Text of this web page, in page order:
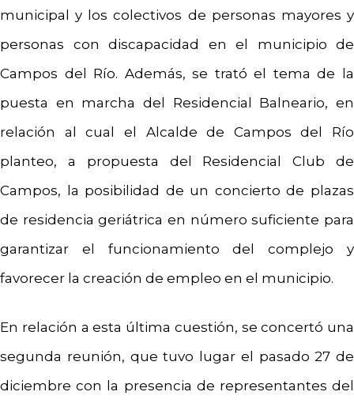
municipal y los colectivos de personas mayores y
personas con discapacidad en el municipio de
Campos del Río. Además, se trató el tema de la
puesta en marcha del Residencial Balneario, en
relación al cual el Alcalde de Campos del Río
planteo, a propuesta del Residencial Club de
Campos, la posibilidad de un concierto de plazas
de residencia geriátrica en número suficiente para
garantizar el funcionamiento del complejo y
favorecer la creación de empleo en el municipio.
En relación a esta última cuestión, se concertó una
segunda reunión, que tuvo lugar el pasado 27 de
diciembre con la presencia de representantes del